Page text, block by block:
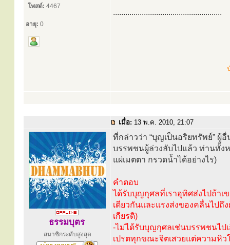
โพสต์: 4467
อายุ: 0
.....................................................
เมื่อ: 13 พ.ค. 2010, 21:07
ธรรมบุตร
สมาชิกระดับสูงสุด
ที่กล่าวว่า “บุญเป็นอริยทรัพย์” ผู้
บรรพชนผู้ล่วงลับไปแล้ว ท่านทั้ง
แผ่เมตตา กรวดน้ำได้อย่างไร)
คำตอบ
ได้รับบุญกุศลที่เราอุทิศส่งไปถ้า
เดียวกันและแรงส่งของคลื่นไปถึ
เกียรติ)
-ไม่ได้รับบุญกุศลเช่นบรรพชนไ
เปรตทุกขณะจิตเสวยแต่ความหิ